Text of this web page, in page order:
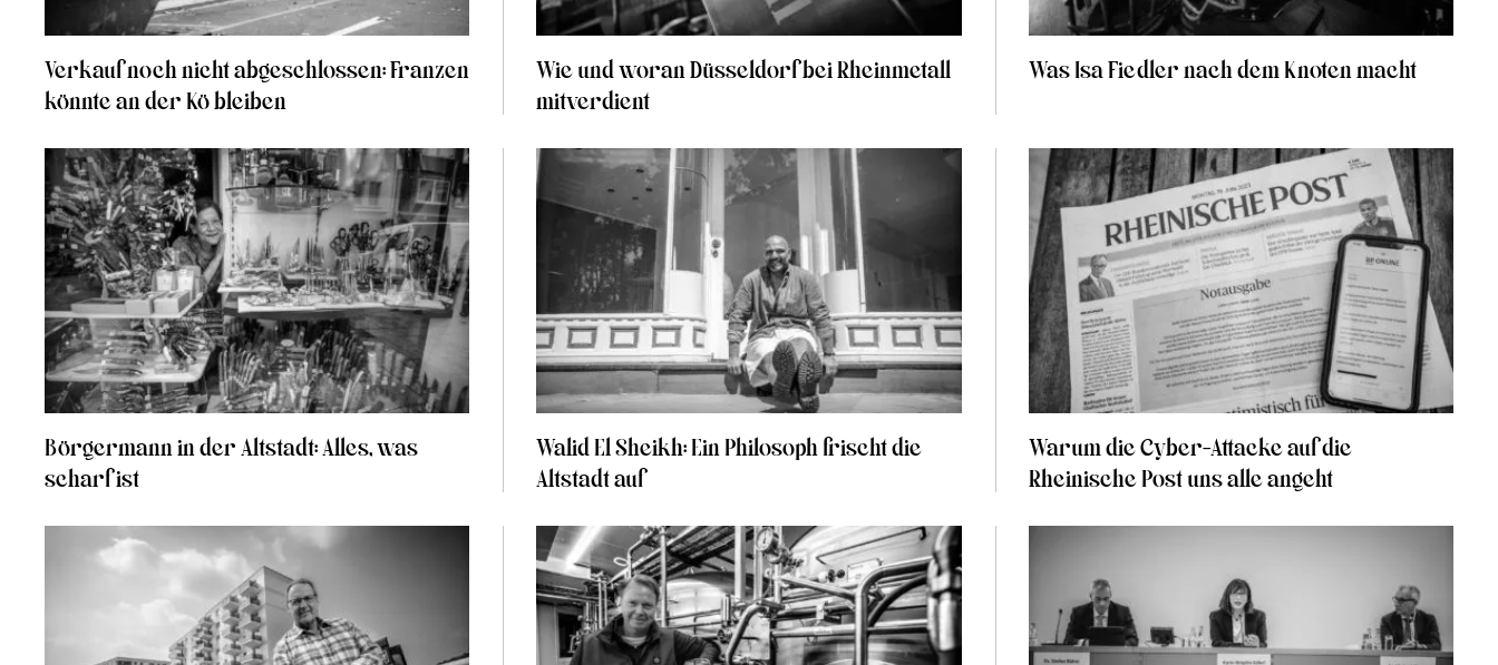
Verkauf noch nicht abgeschlossen: Franzen
könnte an der Kö bleiben
Wie und woran Düsseldorf bei Rheinmetall
mitverdient
Was Isa Fiedler nach dem Knoten macht
Börgermann in der Altstadt: Alles, was
scharf ist
Walid El Sheikh: Ein Philosoph frischt die
Altstadt auf
Warum die Cyber-Attacke auf die
Rheinische Post uns alle angeht